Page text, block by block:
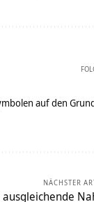
auf den
NÄCHSTER
ausgleichende